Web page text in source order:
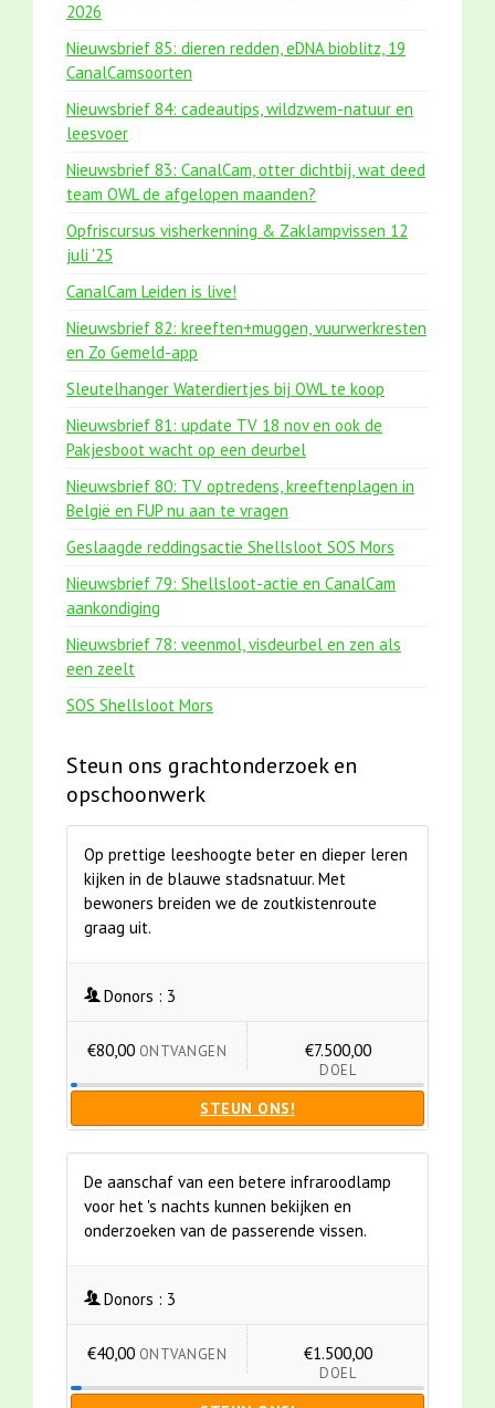
2026
Nieuwsbrief 85: dieren redden, eDNA bioblitz, 19
CanalCamsoorten
Nieuwsbrief 84: cadeautips, wildzwem-natuur en
leesvoer
Nieuwsbrief 83: CanalCam, otter dichtbij, wat deed
team OWL de afgelopen maanden?
Opfriscursus visherkenning & Zaklampvissen 12
juli '25
CanalCam Leiden is live!
Nieuwsbrief 82: kreeften+muggen, vuurwerkresten
en Zo Gemeld-app
Sleutelhanger Waterdiertjes bij OWL te koop
Nieuwsbrief 81: update TV 18 nov en ook de
Pakjesboot wacht op een deurbel
Nieuwsbrief 80: TV optredens, kreeftenplagen in
België en FUP nu aan te vragen
Geslaagde reddingsactie Shellsloot SOS Mors
Nieuwsbrief 79: Shellsloot-actie en CanalCam
aankondiging
Nieuwsbrief 78: veenmol, visdeurbel en zen als
een zeelt
SOS Shellsloot Mors
Steun ons grachtonderzoek en
opschoonwerk
Op prettige leeshoogte beter en dieper leren
kijken in de blauwe stadsnatuur. Met
bewoners breiden we de zoutkistenroute
graag uit.
Donors : 3
€80,00 ONTVANGEN €7.500,00
DOEL
STEUN ONS!
De aanschaf van een betere infraroodlamp
voor het 's nachts kunnen bekijken en
onderzoeken van de passerende vissen.
Donors : 3
€40,00 ONTVANGEN €1.500,00
DOEL